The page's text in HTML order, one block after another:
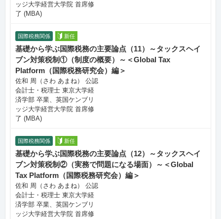
ッジ大学経営大学院 首席修
了 (MBA)
国際税務関係 新任
基礎から学ぶ国際税務の主要論点（11）～タックスヘイ
ブン対策税制①（制度の概要）～＜Global Tax
Platform（国際税務研究会）編＞
佐和 周（さわ あまね） 公認
会計士・税理士 東京大学経
済学部 卒業、英国ケンブリ
ッジ大学経営大学院 首席修
了 (MBA)
国際税務関係 新任
基礎から学ぶ国際税務の主要論点（12）～タックスヘイ
ブン対策税制②（実務で問題になる場面）～＜Global
Tax Platform（国際税務研究会）編＞
佐和 周（さわ あまね） 公認
会計士・税理士 東京大学経
済学部 卒業、英国ケンブリ
ッジ大学経営大学院 首席修